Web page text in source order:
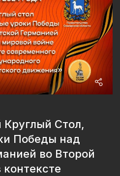
Стол,
Победы над
во Второй